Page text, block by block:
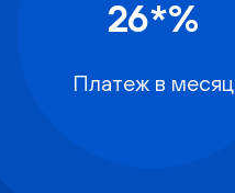
26*%
Платеж в месяц